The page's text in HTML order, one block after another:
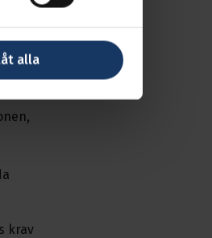
alla
krav